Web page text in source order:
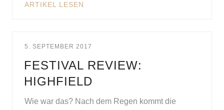
ARTIKEL LESEN
5. SEPTEMBER 2017
FESTIVAL REVIEW:
HIGHFIELD
Wie war das? Nach dem Regen kommt die